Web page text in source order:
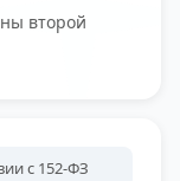
второй
с 152-ФЗ